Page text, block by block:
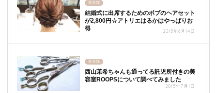
美容院
結婚式に出席するためのボブのヘアセット
が2,800円☆アトリエはるかはやっぱりお
得
2015年6月14日
美容院
西山茉希ちゃんも通ってる託児所付きの美
容室ROOPSについて調べてみました
2015年7月1日